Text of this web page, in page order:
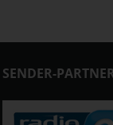
SENDER-